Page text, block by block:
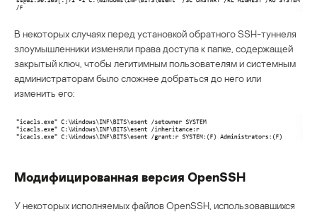
В некоторых случаях перед установкой обратного SSH-туннеля
злоумышленники изменяли права доступа к папке, содержащей
закрытый ключ, чтобы легитимным пользователям и системным
администраторам было сложнее добраться до него или
изменить его:
Модифицированная версия OpenSSH
У некоторых исполняемых файлов OpenSSH, использовавшихся